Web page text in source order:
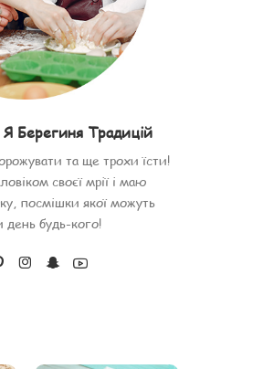
Я Берегиня Традицій
та ще трохи їсти!
своєї мрії і маю
посмішки якої можуть
день будь-кого!